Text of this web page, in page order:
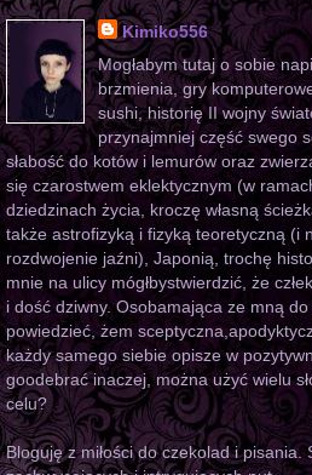
Kimiko556
Mogłabym tutaj o sobie
brzmienia, gry
sushi, historię II wojny
przynajmniej część swego
słabość do kotów i lemurów oraz
się czarostwem eklektycznym (w
dziedzinach życia, kroczę własną
także astrofizyką i fizyką teoretyczną (i
rozdwojenie jaźni), Japonią, trochę
mnie na ulicy mógłbystwierdzić, że
i dość dziwny. Osobamająca ze mną do
powiedzieć, żem
każdy samego siebie opisze w
goodebrać inaczej, można użyć wielu
celu?
Bloguję z miłości do czekolad i pisania.